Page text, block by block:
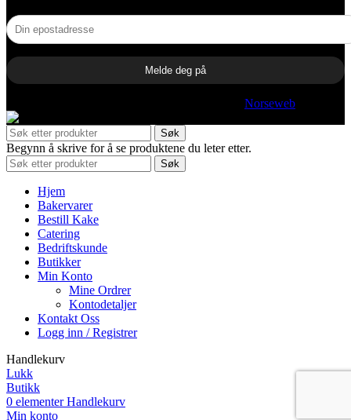
Norseweb
Søk
Begynn å skrive for å se produktene du leter etter.
Søk
Hjem
Bakervarer
Bestill Kake
Catering
Bedriftskunde
Butikker
Min Konto
Mine Ordrer
Kontodetaljer
Kontakt Oss
Logg inn / Registrer
Handlekurv
Lukk
Butikk
0 elementer Handlekurv
Min konto